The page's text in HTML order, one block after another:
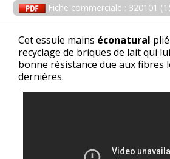
Fiche commerciale : 320101
Cet essuie mains éconatural
recyclage de briques de lait qui
bonne résistance due aux fibres
dernières.